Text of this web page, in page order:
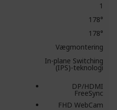
1
178°
178°
Vægmontering
In-plane Switching
(IPS)-teknologi
DP/HDMI
FreeSync
FHD WebCam